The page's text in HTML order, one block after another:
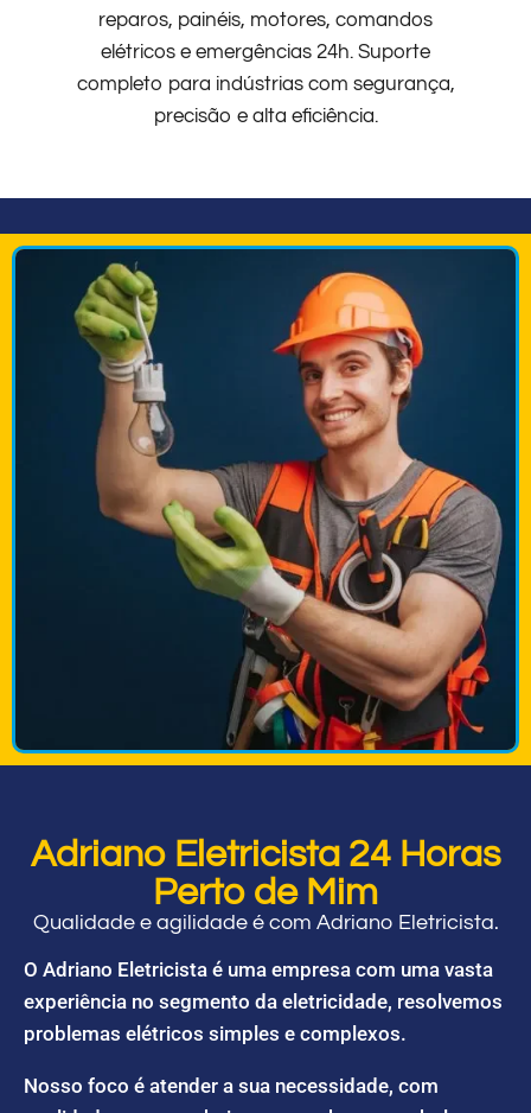
reparos, painéis, motores, comandos
elétricos e emergências 24h. Suporte
completo para indústrias com segurança,
precisão e alta eficiência.
Adriano Eletricista 24 Horas
Perto de Mim
Qualidade e agilidade é com Adriano Eletricista.
O Adriano Eletricista é uma empresa com uma vasta
experiência no segmento da eletricidade, resolvemos
problemas elétricos simples e complexos.
Nosso foco é atender a sua necessidade, com